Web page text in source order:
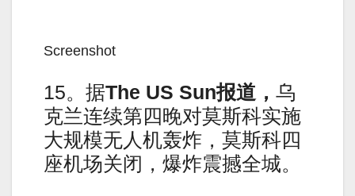
Screenshot
15。据The US Sun报道， 乌
克兰连续第四晚对莫斯科实施
大规模无人机轰炸，莫斯科四
座机场关闭，爆炸震撼全城。